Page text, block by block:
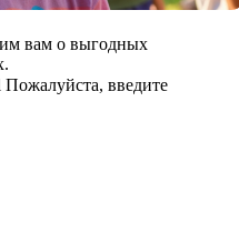
вам о выгодных
Пожалуйста, введите